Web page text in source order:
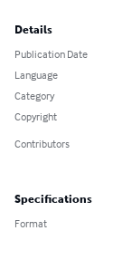
Details
Publication Date
Language
Category
Copyright
Contributors
Specifications
Format